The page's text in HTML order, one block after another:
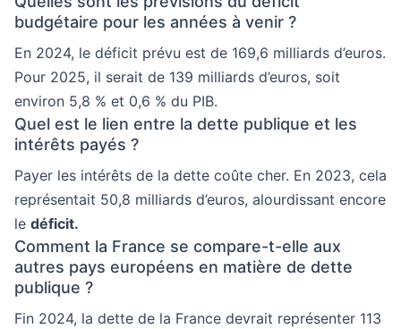
budgétaire pour les années à venir ?
En 2024, le déficit prévu est de 169,6 milliards d’euros.
Pour 2025, il serait de 139 milliards d’euros, soit
environ 5,8 % et 0,6 % du PIB.
Quel est le lien entre la dette publique et les
intérêts payés ?
Payer les intérêts de la dette coûte cher. En 2023, cela
représentait 50,8 milliards d’euros, alourdissant encore
le déficit.
Comment la France se compare-t-elle aux
autres pays européens en matière de dette
publique ?
Fin 2024, la dette de la France devrait représenter 113